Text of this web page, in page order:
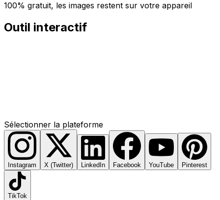
100% gratuit, les images restent sur votre appareil
Outil interactif
Sélectionner la plateforme
Instagram X (Twitter) LinkedIn Facebook YouTube Pinterest
TikTok